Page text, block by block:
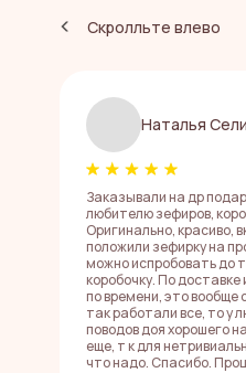
Скролльте влево
Наталья
Заказывали на др
любителю зефиров,
Оригинально, красиво,
положили зефирку на
можно испробовать до
коробочку. По доставке
по времени, это вообще
так работали все, то у
поводов доя хорошего
еще, т к для
что надо. Спасибо.
НОВОСТИ
И ВКУСНЫЕ
СКИДКИ —
В НАШИХ
СОЦСЕТЯХ
Подписывайтесь на
чтобы первыми узнавать
зефирных вкусах,
наборах и получать
на скидки